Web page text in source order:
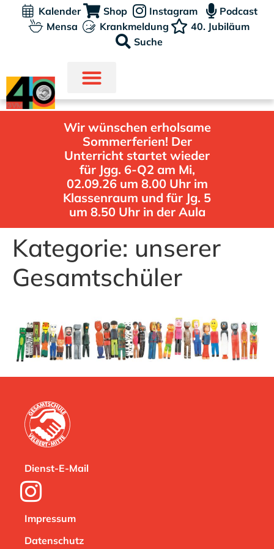
Kalender Shop Instagram
Podcast
Mensa
Krankmeldung
40. Jubiläum
Suche
Wir wünschen erholsame
Sommerferien! Der
Unterricht startet wieder
für Jgg. 6-Q2 am Mi,
02.09.26 um 8.00 Uhr im
Klassenraum und für Jg. 5
um 8.50 Uhr in der Aula
Kategorie: unserer
Gesamtschüler
Dienst-E-Mail
Impressum
Datenschutz